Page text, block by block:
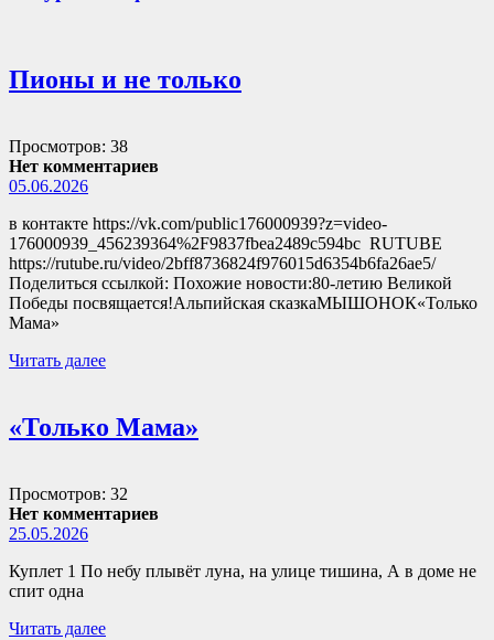
Пионы и не только
Просмотров: 38
Нет комментариев
05.06.2026
в контакте https://vk.com/public176000939?z=video-
176000939_456239364%2F9837fbea2489c594bc RUTUBE
https://rutube.ru/video/2bff8736824f976015d6354b6fa26ae5/
Поделиться ссылкой: Похожие новости:80-летию Великой
Победы посвящается!Альпийская сказкаМЫШОНОК«Только
Мама»
Читать далее
«Только Мама»
Просмотров: 32
Нет комментариев
25.05.2026
Куплет 1 По небу плывёт луна, на улице тишина, А в доме не
спит одна
Читать далее